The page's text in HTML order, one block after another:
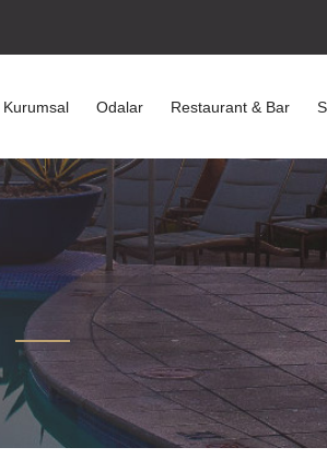
Kurumsal Odalar Restaurant & Bar